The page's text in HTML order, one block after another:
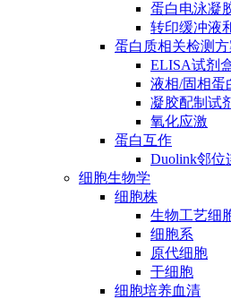
蛋白电泳凝
转印缓冲液
蛋白质相关检测方
ELISA试剂
液相/固相蛋
凝胶配制试
氧化应激
蛋白互作
Duolink邻位
细胞生物学
细胞株
生物工艺细
细胞系
原代细胞
干细胞
细胞培养血清